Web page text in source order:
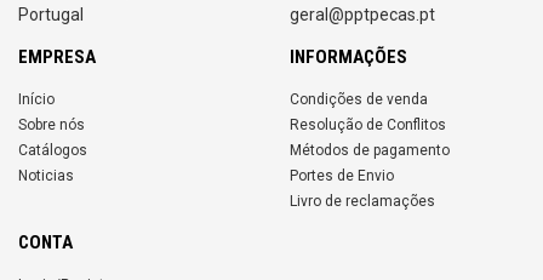
Portugal
geral@pptpecas.pt
EMPRESA
Início
Sobre nós
Catálogos
Noticias
INFORMAÇÕES
Condições de venda
Resolução de Conflitos
Métodos de pagamento
Portes de Envio
Livro de reclamações
CONTA